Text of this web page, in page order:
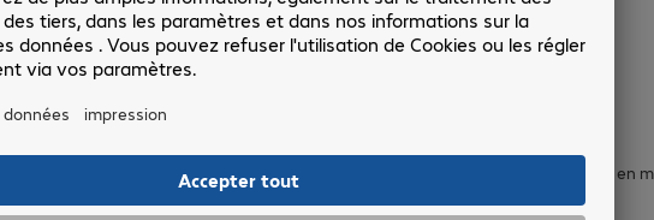
vous informant exhaustivement sur le traitement de vos données et sur vos droits en